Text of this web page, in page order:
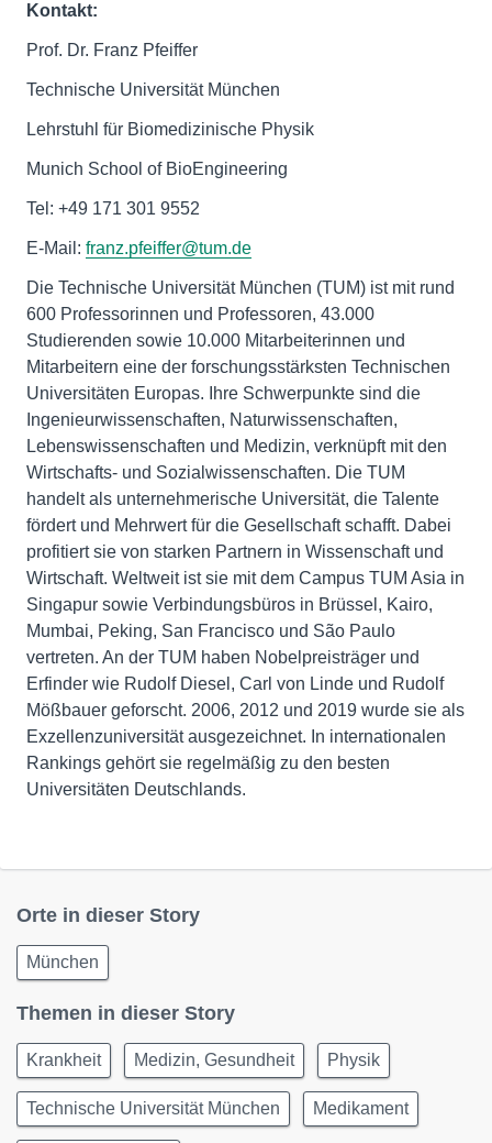
Kontakt:
Prof. Dr. Franz Pfeiffer
Technische Universität München
Lehrstuhl für Biomedizinische Physik
Munich School of BioEngineering
Tel: +49 171 301 9552
E-Mail: franz.pfeiffer@tum.de
Die Technische Universität München (TUM) ist mit rund
600 Professorinnen und Professoren, 43.000
Studierenden sowie 10.000 Mitarbeiterinnen und
Mitarbeitern eine der forschungsstärksten Technischen
Universitäten Europas. Ihre Schwerpunkte sind die
Ingenieurwissenschaften, Naturwissenschaften,
Lebenswissenschaften und Medizin, verknüpft mit den
Wirtschafts- und Sozialwissenschaften. Die TUM
handelt als unternehmerische Universität, die Talente
fördert und Mehrwert für die Gesellschaft schafft. Dabei
profitiert sie von starken Partnern in Wissenschaft und
Wirtschaft. Weltweit ist sie mit dem Campus TUM Asia in
Singapur sowie Verbindungsbüros in Brüssel, Kairo,
Mumbai, Peking, San Francisco und São Paulo
vertreten. An der TUM haben Nobelpreisträger und
Erfinder wie Rudolf Diesel, Carl von Linde und Rudolf
Mößbauer geforscht. 2006, 2012 und 2019 wurde sie als
Exzellenzuniversität ausgezeichnet. In internationalen
Rankings gehört sie regelmäßig zu den besten
Universitäten Deutschlands.
Orte in dieser Story
München
Themen in dieser Story
Krankheit Medizin, Gesundheit Physik
Technische Universität München Medikament